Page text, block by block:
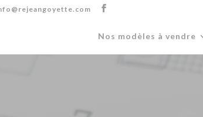
Nos modèles à vendre